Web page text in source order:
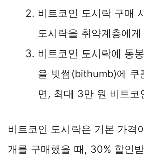
비트코인 도시락 구매
도시락을 취약계층에게
비트코인 도시락에 동
을 빗썸(bithumb)에 쿠
면, 최대 3만 원 비트코
비트코인 도시락은 기본 가격
개를 구매했을 때, 30% 할인